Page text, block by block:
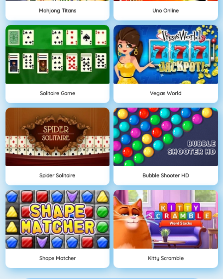
Mahjong Titans Uno Online
Solitaire Game Vegas World
Spider Solitaire Bubble Shooter HD
Shape Matcher Kitty Scramble